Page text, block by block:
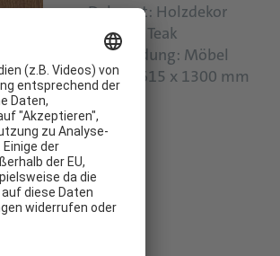
Dekorart: Holzdekor
Holzart: Teak
Verwendung: Möbel
Größe: 615 x 1300 mm